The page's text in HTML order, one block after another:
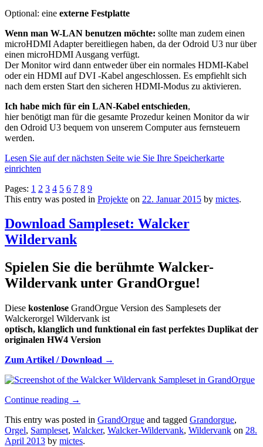
Optional: eine externe Festplatte
Wenn man W-LAN benutzen möchte: sollte man zudem einen
microHDMI Adapter bereitliegen haben, da der Odroid U3 nur über
einen microHDMI Ausgang verfügt.
Der Monitor wird dann entweder über ein normales HDMI-Kabel
oder ein HDMI auf DVI -Kabel angeschlossen. Es empfiehlt sich
nach dem ersten Start den sicheren HDMI-Modus zu aktivieren.
Ich habe mich für ein LAN-Kabel entschieden,
hier benötigt man für die gesamte Prozedur keinen Monitor da wir
den Odroid U3 bequem von unserem Computer aus fernsteuern
werden.
Lesen Sie auf der nächsten Seite wie Sie Ihre Speicherkarte
einrichten
Pages: 1 2 3 4 5 6 7 8 9
This entry was posted in Projekte on 22. Januar 2015 by mictes.
Download Sampleset: Walcker
Wildervank
Spielen Sie die berühmte Walcker-
Wildervank unter GrandOrgue!
Diese kostenlose GrandOrgue Version des Samplesets der
Walckerorgel Wildervank ist
optisch, klanglich und funktional ein fast perfektes Duplikat der
originalen HW4 Version
Zum Artikel / Download →
Continue reading →
This entry was posted in GrandOrgue and tagged Grandorgue,
Orgel, Sampleset, Walcker, Walcker-Wildervank, Wildervank on 28.
April 2013 by mictes.